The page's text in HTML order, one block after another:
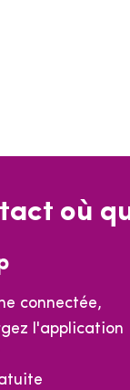
où
connectée,
l'application